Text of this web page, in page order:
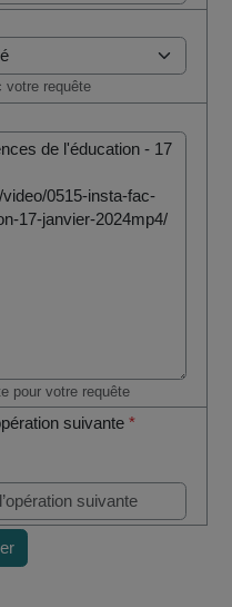
votre requête
pour votre requête
suivante*